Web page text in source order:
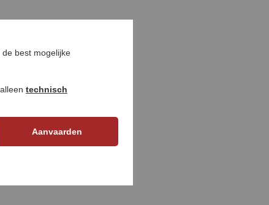
best mogelijke
technisch
Aanvaarden